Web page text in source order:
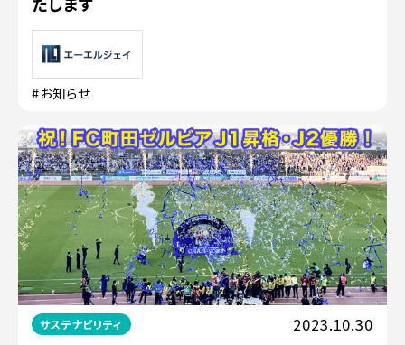
#お知らせ
サステナビリティ 2023.10.30